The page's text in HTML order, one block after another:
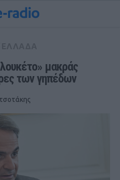
μακράς
των γηπέδων